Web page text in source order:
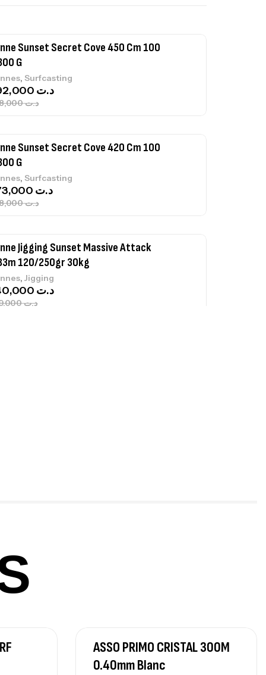
Sunset Secret Cove 450 Cm 100
G
, Surfcasting
د.ت768,000
د.ت
Sunset Secret Cove 420 Cm 100
G
, Surfcasting
د.ت748,000
د.ت
Jigging Sunset Massive Attack
120/250gr 30kg
,Jigging
د.ت379,000
د.ت
,Surfcasting
د.ت239,000
G
ASSO PRIMO CRISTAL 300M
0.40mm Blanc